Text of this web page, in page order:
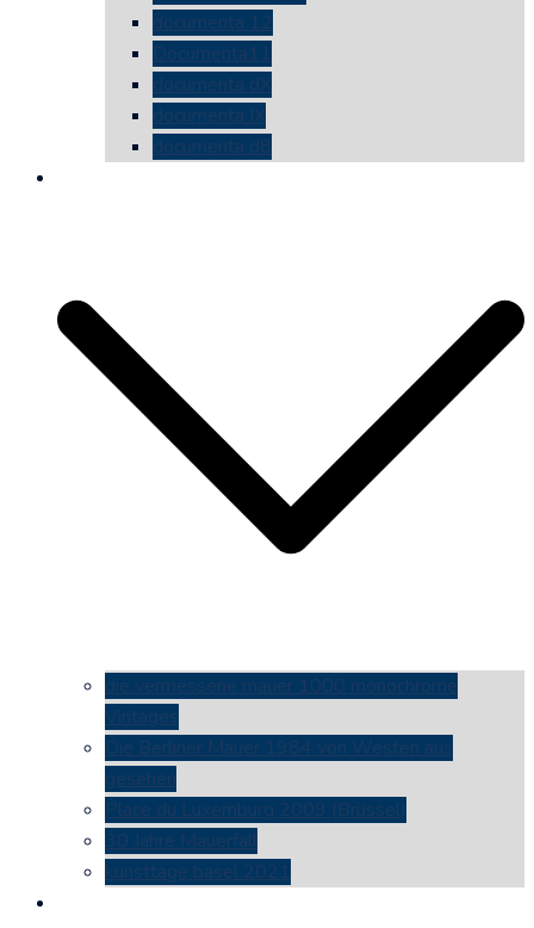
documenta 12
Documenta11
documenta dX
documenta IX
documenta d8
die vermessene mauer 1000 monochrome
Vintages
Die Berliner Mauer 1984 von Westen aus
gesehen
Place du Luxemburg 2009 (Brüssel)
30 Jahre Mauerfall
kunsttage basel 2021